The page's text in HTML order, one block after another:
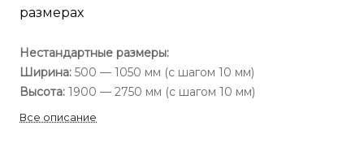
размерах
Нестандартные размеры:
Ширина: 500 — 1050 мм (с шагом 10 мм)
Высота: 1900 — 2750 мм (с шагом 10 мм)
Все описание